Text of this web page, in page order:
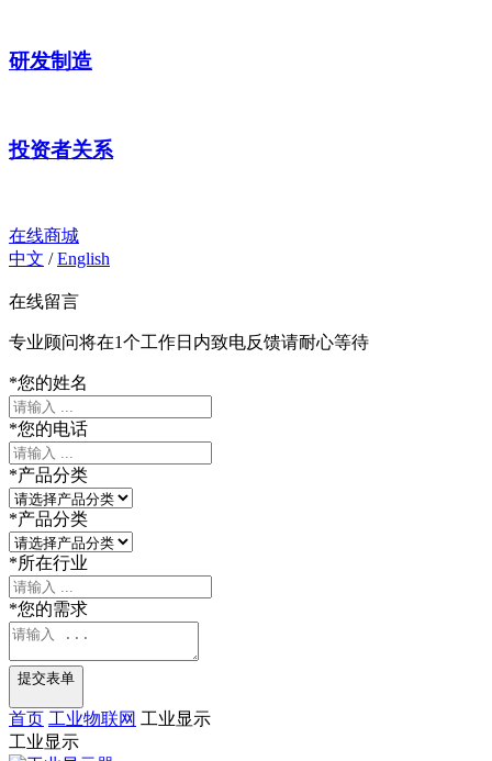
研发制造
投资者关系
在线商城
中文 /English
在线留言
专业顾问将在1个工作日内致电反馈请耐心等待
*您的姓名
*您的电话
*产品分类
*产品分类
*所在行业
*您的需求
提交表单
首页 工业物联网 工业显示
工业显示